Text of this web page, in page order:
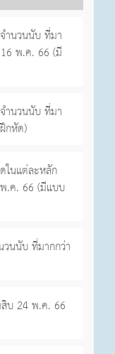
ำนวนนับ ที่มา
พ.ค. 66 (มี
ำนวนนับ ที่มา
กหัด)
ในแต่ละหลัก
พ.ค. 66 (มีแบบ
วนนับ ที่มากกว่า
บ 24 พ.ค. 66